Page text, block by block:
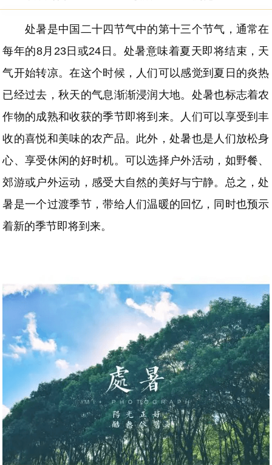
处暑是中国二十四节气中的第十三个节气，通常在
每年的8月23日或24日。处暑意味着夏天即将结束，天
气开始转凉。在这个时候，人们可以感觉到夏日的炎热
已经过去，秋天的气息渐渐浸润大地。处暑也标志着农
作物的成熟和收获的季节即将到来。人们可以享受到丰
收的喜悦和美味的农产品。此外，处暑也是人们放松身
心、享受休闲的好时机。可以选择户外活动，如野餐、
郊游或户外运动，感受大自然的美好与宁静。总之，处
暑是一个过渡季节，带给人们温暖的回忆，同时也预示
着新的季节即将到来。